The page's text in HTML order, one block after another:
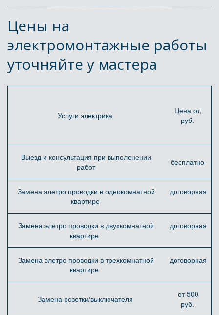
Цены на
электромонтажные работы
уточняйте у мастера
Услуги электрика
Цена от,
руб.
Выезд и консультация при выполенении
работ
бесплатно
Замена элетро проводки в однокомнатной
квартире
договорная
Замена элетро проводки в двухкомнатной
квартире
договорная
Замена элетро проводки в трехкомнатной
квартире
договорная
Замена розетки/выключателя
от 500
руб.